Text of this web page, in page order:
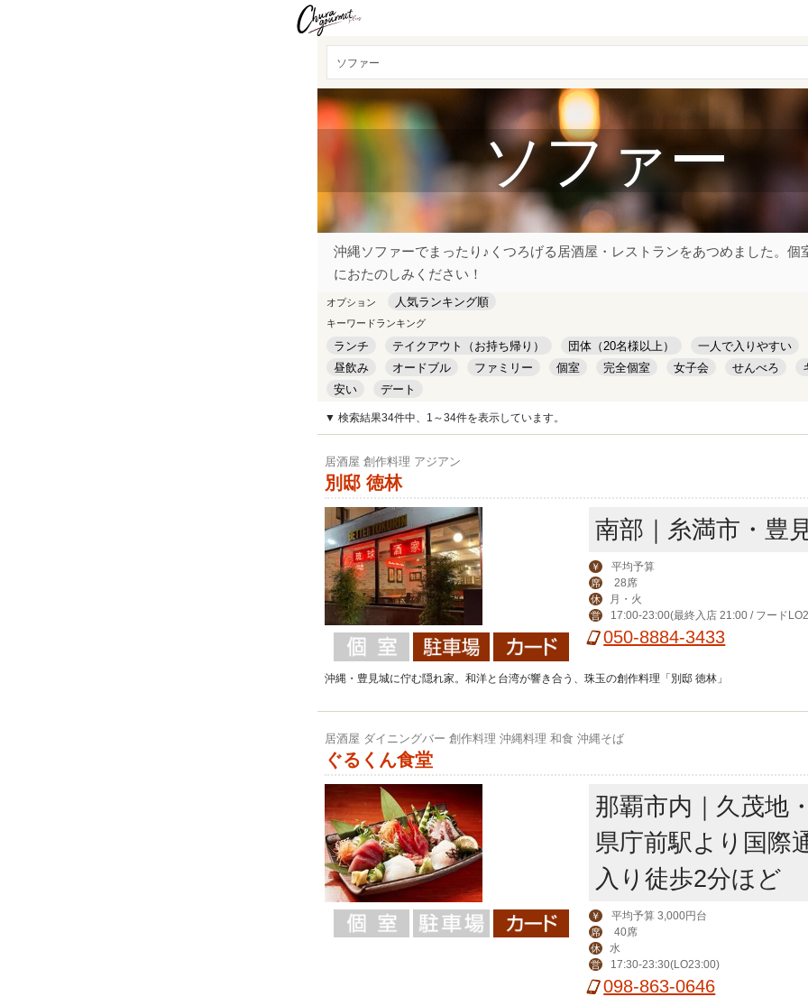
ソファー
ソファー
沖縄ソファーでまったり♪くつろげる居酒屋・レストランをあつめました。
におたのしみください！
オプション 人気ランキング順
キーワードランキング
ランチ テイクアウト（お持ち帰り） 団体（20名様以上） 一人で入りやすい
昼飲み
オードブル ファミリー 個室 完全個室 女子会 せんべろ
安い
デート
▼ 検索結果34件中、1～34件を表示しています。
居酒屋 創作料理 アジアン
別邸 徳林
南部｜糸満市・豊
￥ 平均予算
席 28席
休 月・火
営 17:00-23:00(最終入店 21:00 / フード
050-8884-3433
沖縄・豊見城に佇む隠れ家。和洋と台湾が響き合う、珠玉の創作料理「別邸 徳林」
居酒屋 ダイニングバー 創作料理 沖縄料理 和食 沖縄そば
ぐるくん食堂
那覇市内｜久茂地
県庁前駅より国際
入り徒歩2分ほど
￥ 平均予算 3,000円台
席 40席
休 水
営 17:30-23:30(LO23:00)
098-863-0646